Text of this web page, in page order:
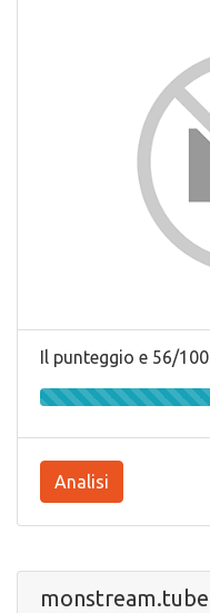
Il punteggio e 56/100
Analisi
monstream.tube